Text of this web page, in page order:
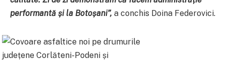
performantă și la Botoșani”, a conchis Doina Federovici.